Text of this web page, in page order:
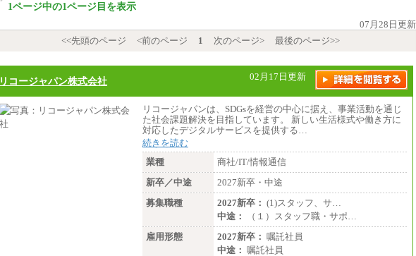
1ページ中の1ページ目を表示
07月28日更新
<<先頭のページ
<前のページ 1 次のページ> 最後のページ>>
リコージャパン株式会社 02月17日更新
リコージャパンは、SDGsを経営の中心に据え、事業活動を通じ
た社会課題解決を目指しています。 新しい生活様式や働き方に
対応したデジタルサービスを提供する…
続きを読む
業種
商社/IT/情報通信
新卒／中途
2027新卒・中途
募集職種
2027新卒： (1)スタッフ、サ…
中途：
（１）スタッフ職・サポ…
雇用形態
2027新卒： 嘱託社員
中途： 嘱託社員